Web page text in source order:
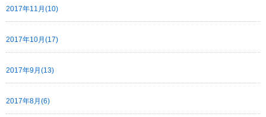
2017年11月(10)
2017年10月(17)
2017年9月(13)
2017年8月(6)